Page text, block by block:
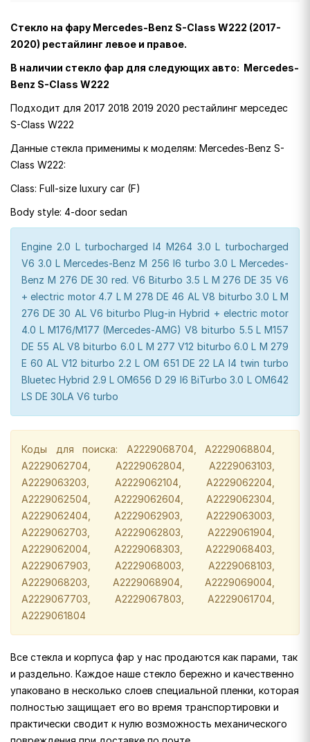
Стекло на фару Mercedes-Benz S-Class W222 (2017-
2020) рестайлинг левое и правое.
В наличии стекло фар для следующих авто: Mercedes-
Benz S-Class W222
Подходит для 2017 2018 2019 2020 рестайлинг мерседес
S-Class W222
Данные стекла применимы к моделям: Mercedes-Benz S-
Class W222:
Class: Full-size luxury car (F)
Body style: 4-door sedan
Engine 2.0 L turbocharged I4 M264 3.0 L turbocharged
V6 3.0 L Mercedes-Benz M 256 I6 turbo 3.0 L Mercedes-
Benz M 276 DE 30 red. V6 Biturbo 3.5 L M 276 DE 35 V6
+ electric motor 4.7 L M 278 DE 46 AL V8 biturbo 3.0 L M
276 DE 30 AL V6 biturbo Plug-in Hybrid + electric motor
4.0 L M176/M177 (Mercedes-AMG) V8 biturbo 5.5 L M157
DE 55 AL V8 biturbo 6.0 L M 277 V12 biturbo 6.0 L M 279
E 60 AL V12 biturbo 2.2 L OM 651 DE 22 LA I4 twin turbo
Bluetec Hybrid 2.9 L OM656 D 29 I6 BiTurbo 3.0 L OM642
LS DE 30LA V6 turbo
Коды для поиска: A2229068704, A2229068804,
A2229062704, A2229062804, A2229063103,
A2229063203, A2229062104, A2229062204,
A2229062504, A2229062604, A2229062304,
A2229062404, A2229062903, A2229063003,
A2229062703, A2229062803, A2229061904,
A2229062004, A2229068303, A2229068403,
A2229067903, A2229068003, A2229068103,
A2229068203, A2229068904, A2229069004,
A2229067703, A2229067803, A2229061704,
A2229061804
Все стекла и корпуса фар у нас продаются как парами, так
и раздельно. Каждое наше стекло бережно и качественно
упаковано в несколько слоев специальной пленки, которая
полностью защищает его во время транспортировки и
практически сводит к нулю возможность механического